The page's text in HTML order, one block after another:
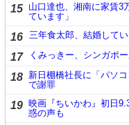
15 山口達也、湘南に家賃3
ています」
16 三年食太郎、結婚して
17 くみっきー、シンガポ
18 新日棚橋社長に「パソ
で謝罪
19 映画『ちいかわ』初日
惑の声も